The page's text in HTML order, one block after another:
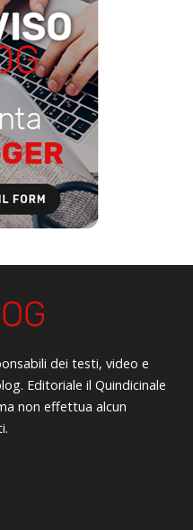
dei testi, video e
Editoriale il Quindicinale
non effettua alcun